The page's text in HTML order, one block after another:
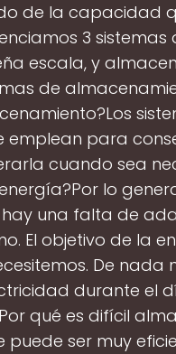
de la capacidad
3 sistemas
escala, y
de
emplean para
cuando sea
lo
una falta de
El objetivo de la
De nada
durante el
qué es difícil
ser muy